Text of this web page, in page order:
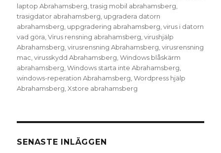
laptop Abrahamsberg ,trasig mobil abrahamsberg
trasigdator abrahamsberg upgradera datorn
abrahamsberg uppgradering abrahamsberg ,virus i datorn
vad göra ,Virus rensning abrahamsberg ,virushjälp
Abrahamsberg ,virusrensning Abrahamsberg ,virusrensning
mac ,virusskydd Abrahamsberg ,Windows blåskärm
abrahamsberg ,Windows starta inte Abrahamsberg
windows-reperation Abrahamsberg ,Wordpress hjälp
Abrahamsberg ,Xstore abrahamsberg
SENASTE INLÄGGEN